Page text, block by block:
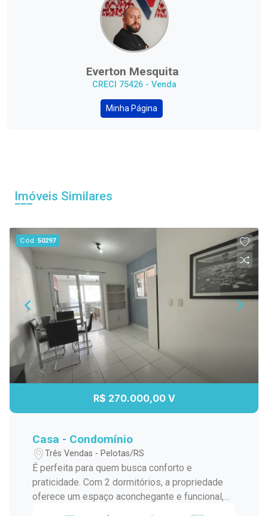
Everton Mesquita
CRECI 75426 - Venda
Minha Página
Imóveis Similares
Cód.50297
R$ 270.000,00 V
Casa - Condomínio
Três Vendas - Pelotas/RS
É perfeita para quem busca conforto e
praticidade. Com 2 dormitórios, a propriedade
oferece um espaço aconchegante e funcional,